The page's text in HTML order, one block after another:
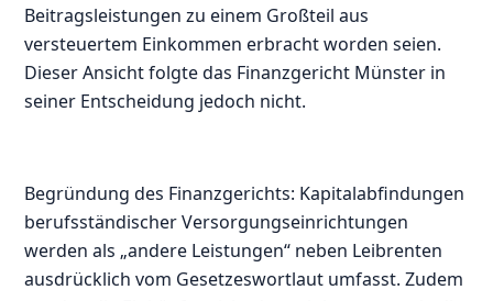
Beitragsleistungen zu einem Großteil aus
versteuertem Einkommen erbracht worden seien.
Dieser Ansicht folgte das Finanzgericht Münster in
seiner Entscheidung jedoch nicht.
Begründung des Finanzgerichts: Kapitalabfindungen
berufsständischer Versorgungseinrichtungen
werden als „andere Leistungen“ neben Leibrenten
ausdrücklich vom Gesetzeswortlaut umfasst. Zudem